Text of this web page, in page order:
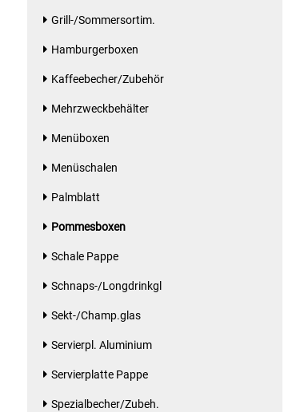
Garnierung
Gemüsekonserven
Gewürze
Gläser
Haushaltshelfer
Haushaltsreiniger
Isotonische / Energy / Eiskaffee
Grill-/Sommersortim.
Hamburgerboxen
Kaffeebecher/Zubehör
Mehrzweckbehälter
Menüboxen
Menüschalen
Palmblatt
Pommesboxen
Schale Pappe
Schnaps-/Longdrinkgl
Sekt-/Champ.glas
Servierpl. Aluminium
Servierplatte Pappe
Spezialbecher/Zubeh.